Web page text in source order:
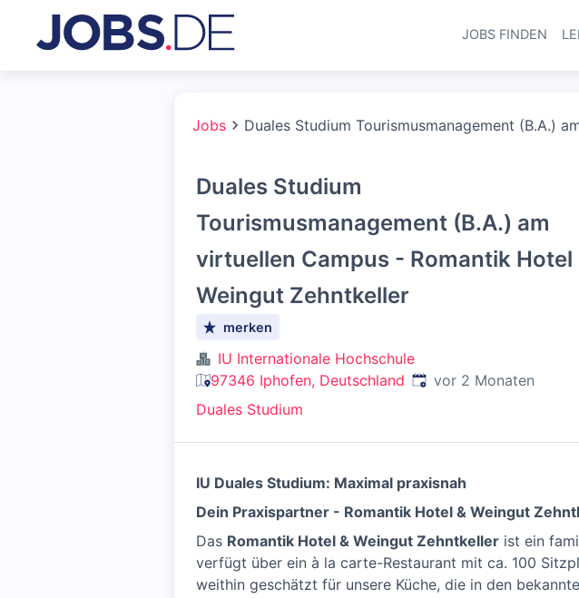
JOBS FINDEN
Jobs Duales Studium Tourismusmanagement (B.A.)
Duales Studium
Tourismusmanagement (B.A.) am
virtuellen Campus - Romantik Hotel
Weingut Zehntkeller
merken
IU Internationale Hochschule
97346 Iphofen, Deutschland Veröffentlicht:
vor 2 Monaten
Duales Studium
IU Duales Studium: Maximal praxisnah
Dein Praxispartner - Romantik Hotel & Weingut
Das Romantik Hotel & Weingut Zehntkeller ist ein
verfügt über ein à la carte-Restaurant mit ca. 100
weithin geschätzt für unsere Küche, die in den